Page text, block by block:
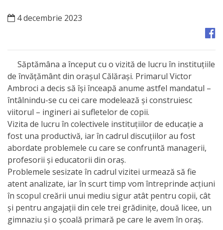
Strategii
Registrul
de
Stat
al
Actelor
Locale
Primăria
Aparatul
4 decembrie 2023
Săptămâna a început cu o vizită de lucru în instituțiile
de învățământ din orașul Călărași. Primarul Victor
Ambroci a decis să își înceapă anume astfel mandatul –
întâlnindu-se cu cei care modelează și construiesc
viitorul – ingineri ai sufletelor de copii.
Vizita de lucru în colectivele instituțiilor de educație a
fost una productivă, iar în cadrul discuțiilor au fost
abordate problemele cu care se confruntă managerii,
profesorii și educatorii din oraș.
Problemele sesizate în cadrul vizitei urmează să fie
atent analizate, iar în scurt timp vom întreprinde acțiuni
în scopul creării unui mediu sigur atât pentru copii, cât
și pentru angajații din cele trei grădinițe, două licee, un
gimnaziu și o școală primară pe care le avem în oraș.